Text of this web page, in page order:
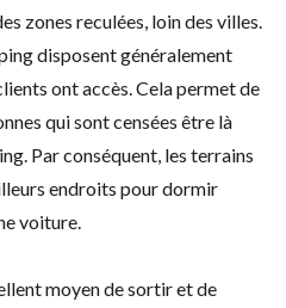
zones reculées, loin des villes.
disposent généralement
ont accès. Cela permet de
qui sont censées être là
Par conséquent, les terrains
endroits pour dormir
voiture.
moyen de sortir et de